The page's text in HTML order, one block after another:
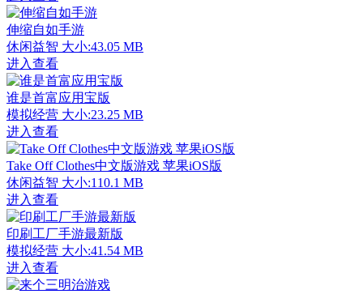
伸缩自如手游
休闲益智 大小:43.05 MB
进入查看
谁是首富应用宝版
模拟经营 大小:23.25 MB
进入查看
Take Off Clothes中文版游戏 苹果iOS版
休闲益智 大小:110.1 MB
进入查看
印刷工厂手游最新版
模拟经营 大小:41.54 MB
进入查看